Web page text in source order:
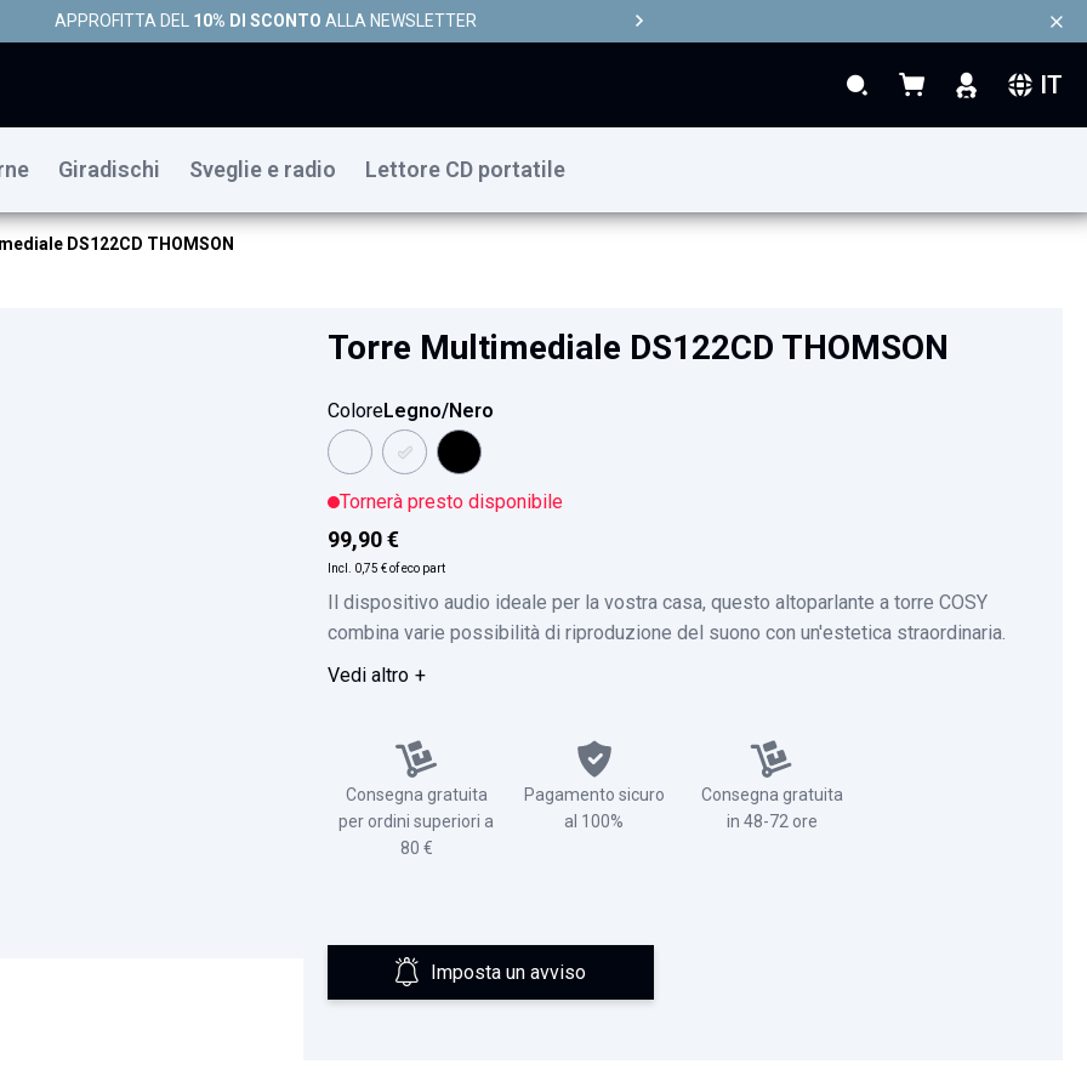
APPROFITTA DEL 10% DI SCONTO ALLA NEWSLETTER
Search Carrello IT
Giradischi Sveglie e radio Lettore CD portatile
99,90 €
DS122CD THOMSON
Torre Multimediale DS122CD THOMSON
ColoreLegno/Nero
Tornerà presto disponibile
99,90 €
Incl. 0,75 €of eco part
Il dispositivo audio ideale per la vostra casa, questo altoparlante a torre COSY
combina varie possibilità di riproduzione del suono con un'estetica straordinaria.
Vedi altro
Consegna gratuita
per ordini superiori a
80 €
Pagamento sicuro
al 100%
Consegna gratuita
in 48-72 ore
Imposta un avviso